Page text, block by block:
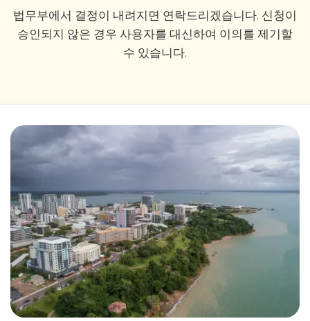
법무부에서 결정이 내려지면 연락드리겠습니다. 신청이
승인되지 않은 경우 사용자를 대신하여 이의를 제기할
수 있습니다.